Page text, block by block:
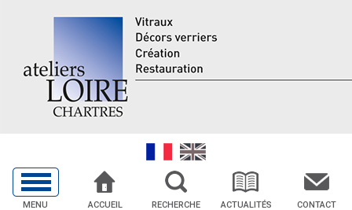
MENU ACCUEIL RECHERCHE ACTUALITÉS CONTACT